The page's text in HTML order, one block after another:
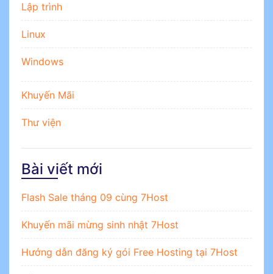
Lập trình
Linux
Windows
Khuyến Mãi
Thư viện
Bài viết mới
Flash Sale tháng 09 cùng 7Host
Khuyến mãi mừng sinh nhật 7Host
Hướng dẫn đăng ký gói Free Hosting tại 7Host